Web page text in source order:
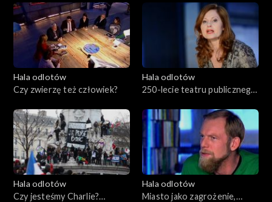
26.02.2015
Hala odlotów
Czy zwierzę też człowiek?
Hala odlotów
250-lecie teatru publicznego
Hala odlotów
Czy jesteśmy Charlie?
Hala odlotów
Miasto jako zagrożenie,